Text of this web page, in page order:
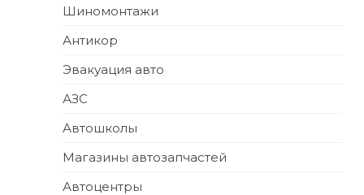
Шиномонтажи
Антикор
Эвакуация авто
АЗС
Автошколы
Магазины автозапчастей
Автоцентры